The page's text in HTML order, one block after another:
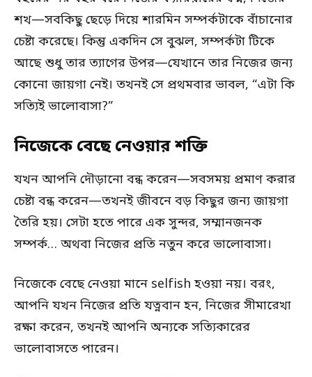
শখ—সবকিছু ছেড়ে দিয়ে শারমিন সম্পর্কটাকে বাঁচানোর
চেষ্টা করেছে। কিন্তু একদিন সে বুঝল, সম্পর্কটা টিকে
আছে শুধু তার ত্যাগের উপর—যেখানে তার নিজের জন্য
কোনো জায়গা নেই। তখনই সে প্রথমবার ভাবল, “এটা কি
সত্যিই ভালোবাসা?”
নিজেকে বেছে নেওয়ার শক্তি
যখন আপনি দৌড়ানো বন্ধ করেন—সবসময় প্রমাণ করার
চেষ্টা বন্ধ করেন—তখনই জীবনে বড় কিছুর জন্য জায়গা
তৈরি হয়। সেটা হতে পারে এক সুন্দর, সম্মানজনক
সম্পর্ক… অথবা নিজের প্রতি নতুন করে ভালোবাসা।
নিজেকে বেছে নেওয়া মানে selfish হওয়া নয়। বরং,
আপনি যখন নিজের প্রতি যত্নবান হন, নিজের সীমারেখা
রক্ষা করেন, তখনই আপনি অন্যকে সত্যিকারের
ভালোবাসতে পারেন।